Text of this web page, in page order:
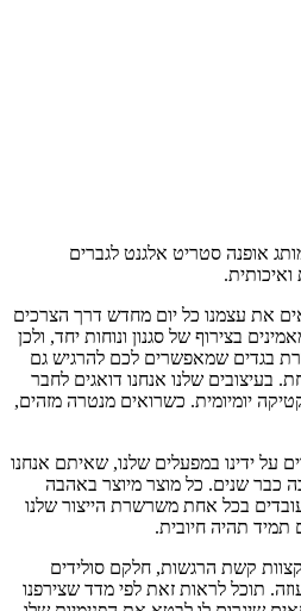
אופנה סטריט אלגנט לגברים
ממציאים את עצמנו כל יום מחדש דרך הצרכים
בצירוף של סגנון ונוחות יחד, ולכן
בגדים שמאפשרים לכם להרגיש גם
בעיצובים שלנו אנחנו דואגים לחבר
יומיומית. כשרואים מנטרה מזהים,
על ידינו במפעלים שלנו, שאיתם אנחנו
כבר שנים. כל מוצר מיוצר באהבה
בכל אחת משרשרת הייצור שלנו
תמיד תהיה חיובית.
קשת הרגשות, חלקם סולידים
תוכל לראות זאת לפי מדד שצירפנו